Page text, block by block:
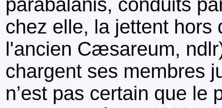
parabalanis, conduits
chez elle, la jettent hors
l'ancien Cæsareum,
chargent ses membres
n’est pas certain que